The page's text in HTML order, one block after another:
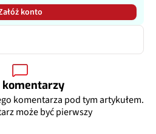
konto
komentarzy
komentarza pod tym artykułem.
może być pierwszy